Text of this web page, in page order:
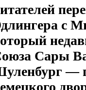
с
Сары
—